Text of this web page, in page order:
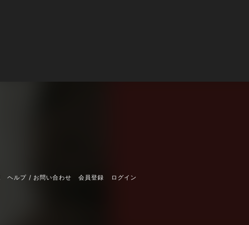
ヘルプ / お問い合わせ 会員登録 ログイン